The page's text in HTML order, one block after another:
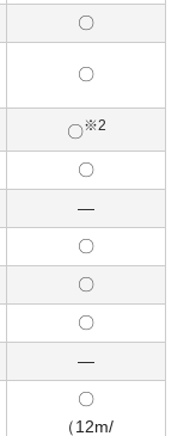
〇
〇
〇※2
〇
―
〇
〇
〇
―
〇
（12m/